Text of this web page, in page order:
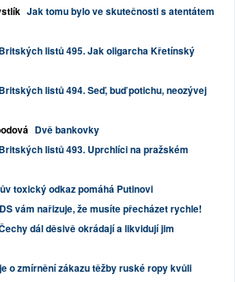
Jak tomu bylo ve skutečnosti s atentátem
listů 495. Jak oligarcha Křetínský
listů 494. Seď, buď potichu, neozývej
Dvě bankovky
listů 493. Uprchlíci na pražském
toxický odkaz pomáhá Putinovi
vám nařizuje, že musíte přecházet rychle!
dál děsivě okrádají a likvidují jim
o zmírnění zákazu těžby ruské ropy kvůli